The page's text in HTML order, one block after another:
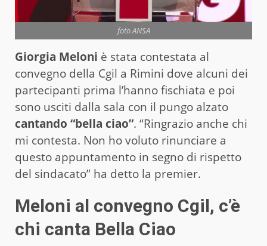
foto ANSA
Giorgia Meloni è stata contestata al
convegno della Cgil a Rimini dove alcuni dei
partecipanti prima l’hanno fischiata e poi
sono usciti dalla sala con il pungo alzato
cantando “bella ciao”. “Ringrazio anche chi
mi contesta. Non ho voluto rinunciare a
questo appuntamento in segno di rispetto
del sindacato” ha detto la premier.
Meloni al convegno Cgil, c’è
chi canta Bella Ciao